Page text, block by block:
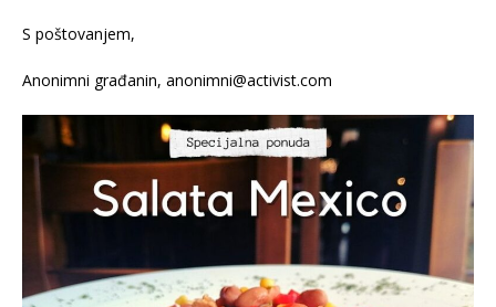
S poštovanjem,
Anonimni građanin, anonimni@activist.com